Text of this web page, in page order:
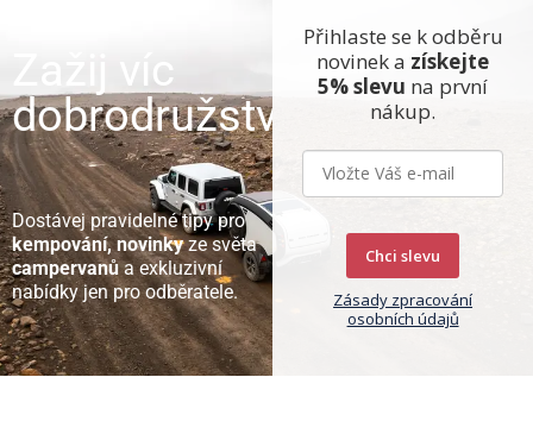
Zažij víc
dobrodružství
Dostávej pravidelné tipy pro
kempování, novinkyze světa
campervanůa exkluzivní
nabídky jen pro odběratele.
Přihlaste se k odběru
novinek a získejte
5% slevu na první
nákup.
Chci slevu
Zásady zpracování
osobních údajů